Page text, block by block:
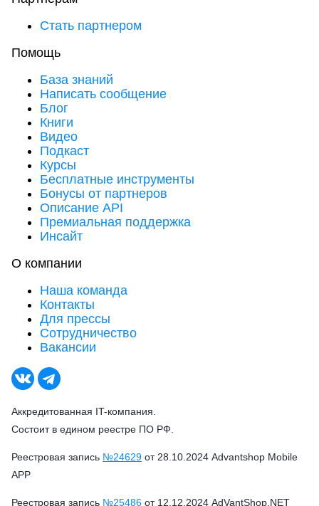
Стать партнером
Помощь
База знаний
Написать сообщение
Блог
Книги
Видео
Подкаст
Курсы
Бесплатные инструменты
Бонусы от партнеров
Описание API
Премиальная поддержка
Инсайт
О компании
Наша команда
Контакты
Для прессы
Сотрудничество
Вакансии
Аккредитованная IT-компания.
Состоит в едином реестре ПО РФ.
Реестровая запись №24629 от 28.10.2024 Advantshop Mobile
APP
Реестровая запись №25486 от 12.12.2024 AdVantShop.NET